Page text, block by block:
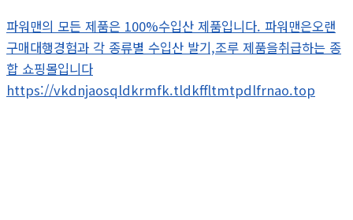
파워맨의 모든 제품은 100%수입산 제품입니다. 파워맨은오랜
구매대행경험과 각 종류별 수입산 발기,조루 제품을취급하는 종
합 쇼핑몰입니다
https://vkdnjaosqldkrmfk.tldkffltmtpdlfrnao.top